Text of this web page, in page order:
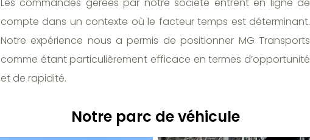
compte dans un contexte où le facteur temps est déterminant.
Notre expérience nous a permis de positionner MG Transports
comme étant particulièrement efficace en termes d’opportunité
et de rapidité.
Notre parc de véhicule